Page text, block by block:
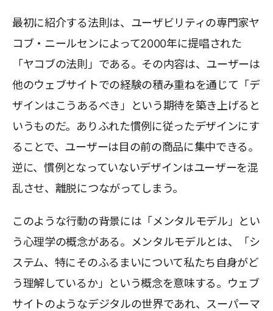
最初に紹介する法則は、ユーザビリティの専門家ヤ
コブ・ニールセンによって2000年に提唱された
「ヤコブの法則」である。その内容は、ユーザーは
他のウェブサイトでの経験の積み重ねを通じて「デ
ザインはこうあるべき」という期待を築き上げると
いうものだ。ありふれた慣例に従ったデザインにす
ることで、ユーザーは目の前の商品に集中できる。
逆に、慣例となっていないデザインはユーザーを混
乱させ、離脱につながってしまう。
このような行動の背景には「メンタルモデル」とい
う心理学の概念がある。メンタルモデルとは、「シ
ステム、特にそのふるまいについて私たち自身がど
う理解しているか」という概念を意味する。ウェブ
サイトのようなデジタルの世界であれ、スーパーマ